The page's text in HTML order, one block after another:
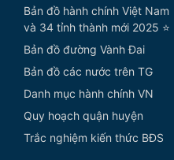
Bản đồ hành chính Việt Nam
và 34 tỉnh thành mới 2025 ⭐
Bản đồ đường Vành Đai
Bản đồ các nước trên TG
Danh mục hành chính VN
Quy hoạch quận huyện
Trắc nghiệm kiến thức BĐS